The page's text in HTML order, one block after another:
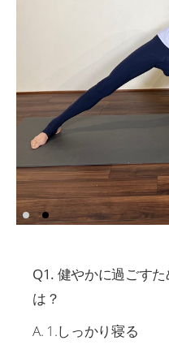
Q1. 健やかに過ごす
は？
A. 1.しっかり寝る